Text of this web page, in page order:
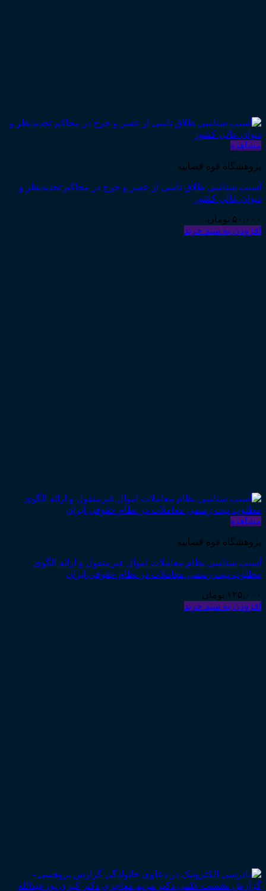
مشاهده
پژوهشگاه قوه قضاییه
آسیب شناسی طلاق ناشی از عسر و حرج در محاکم تجدیدنظر و
دیوان عالی کشور
۵۰,۰۰۰ تومان
افزودن به سبد خرید
مشاهده
پژوهشگاه قوه قضاییه
آسیب شناسی نظام معاملات اموال غیرمنقول و ارائه الگوی
مطلوب ثبت رسمی معاملات در نظام حقوقی ایران
۱۲۵,۰۰۰ تومان
افزودن به سبد خرید